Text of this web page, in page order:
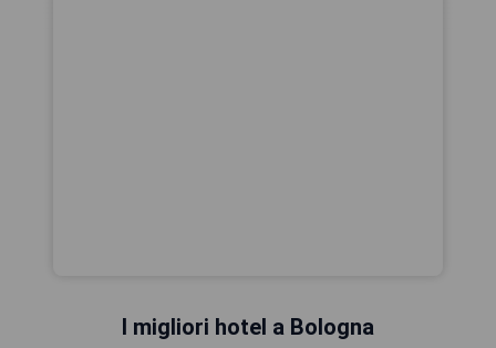
I migliori hotel a Bologna